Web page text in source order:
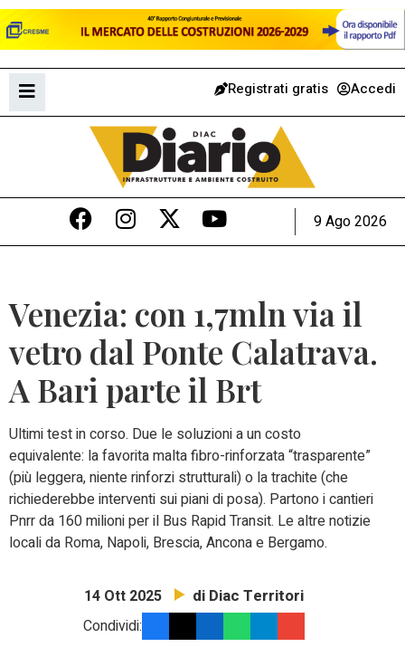
Registrati gratis Accedi
9 Ago 2026
Venezia: con 1,7mln via il
vetro dal Ponte Calatrava.
A Bari parte il Brt
Ultimi test in corso. Due le soluzioni a un costo
equivalente: la favorita malta fibro-rinforzata “trasparente”
(più leggera, niente rinforzi strutturali) o la trachite (che
richiederebbe interventi sui piani di posa). Partono i cantieri
Pnrr da 160 milioni per il Bus Rapid Transit. Le altre notizie
locali da Roma, Napoli, Brescia, Ancona e Bergamo.
14 Ott 2025 di Diac Territori
Condividi: